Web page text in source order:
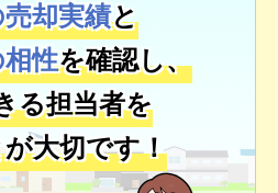
却実績と
性を確認し、
る担当者を
大切です！